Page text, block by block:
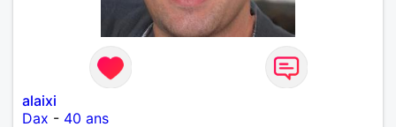
alaixi
Dax - 40 ans